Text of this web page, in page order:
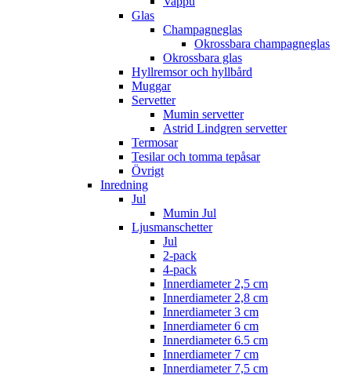
Glas
Champagneglas
Okrossbara champagneglas
Okrossbara glas
Hyllremsor och hyllbård
Muggar
Servetter
Mumin servetter
Astrid Lindgren servetter
Termosar
Tesilar och tomma tepåsar
Övrigt
Inredning
Jul
Mumin Jul
Ljusmanschetter
Jul
2-pack
4-pack
Innerdiameter 2,5 cm
Innerdiameter 2,8 cm
Innerdiameter 3 cm
Innerdiameter 6 cm
Innerdiameter 6.5 cm
Innerdiameter 7 cm
Innerdiameter 7,5 cm